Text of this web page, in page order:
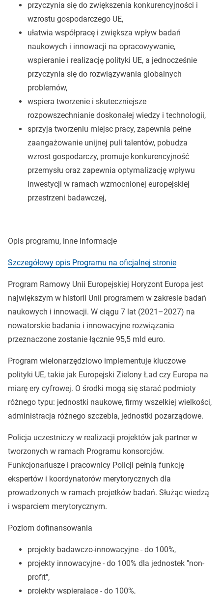
przyczynia się do zwiększenia konkurencyjności i
wzrostu gospodarczego UE,
ułatwia współpracę i zwiększa wpływ badań
naukowych i innowacji na opracowywanie,
wspieranie i realizację polityki UE, a jednocześnie
przyczynia się do rozwiązywania globalnych
problemów,
wspiera tworzenie i skuteczniejsze
rozpowszechnianie doskonałej wiedzy i technologii,
sprzyja tworzeniu miejsc pracy, zapewnia pełne
zaangażowanie unijnej puli talentów, pobudza
wzrost gospodarczy, promuje konkurencyjność
przemysłu oraz zapewnia optymalizację wpływu
inwestycji w ramach wzmocnionej europejskiej
przestrzeni badawczej,
Opis programu, inne informacje
Szczegółowy opis Programu na oficjalnej stronie
Program Ramowy Unii Europejskiej Horyzont Europa jest
największym w historii Unii programem w zakresie badań
naukowych i innowacji. W ciągu 7 lat (2021–2027) na
nowatorskie badania i innowacyjne rozwiązania
przeznaczone zostanie łącznie 95,5 mld euro.
Program wielonarzędziowo implementuje kluczowe
polityki UE, takie jak Europejski Zielony Ład czy Europa na
miarę ery cyfrowej. O środki mogą się starać podmioty
różnego typu: jednostki naukowe, firmy wszelkiej wielkości,
administracja różnego szczebla, jednostki pozarządowe.
Policja uczestniczy w realizacji projektów jak partner w
tworzonych w ramach Programu konsorcjów.
Funkcjonariusze i pracownicy Policji pełnią funkcję
ekspertów i koordynatorów merytorycznych dla
prowadzonych w ramach projetków badań. Służąc wiedzą
i wsparciem merytorycznym.
Poziom dofinansowania
projekty badawczo-innowacyjne - do 100%,
projekty innowacyjne - do 100% dla jednostek "non-
profit",
projekty wspierające - do 100%,